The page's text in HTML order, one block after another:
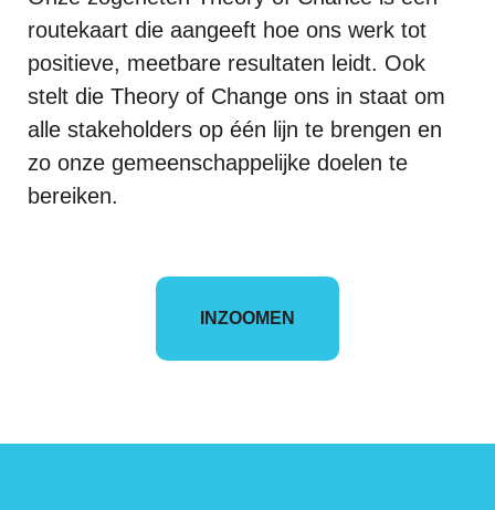
routekaart die aangeeft hoe ons werk tot
positieve, meetbare resultaten leidt. Ook
stelt die Theory of Change ons in staat om
alle stakeholders op één lijn te brengen en
zo onze gemeenschappelijke doelen te
bereiken.
INZOOMEN